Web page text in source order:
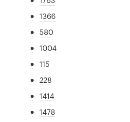
1366
580
1004
115
228
1414
1478